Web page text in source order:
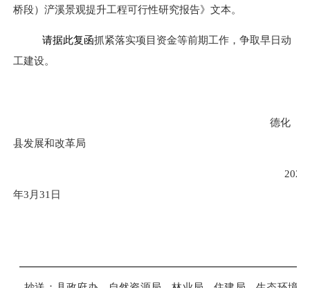
桥段）浐溪景观提升工程可行性研究报告》文本。
请据此复函抓紧落实项目资金等前期工作，争取早日动
工建设。
德化
县发展和改革局
2026
年3 月31 日